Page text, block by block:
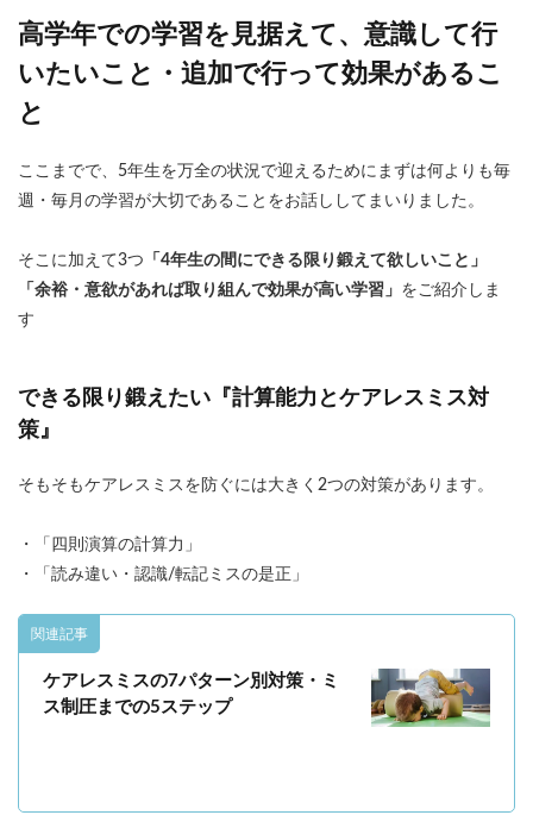
高学年での学習を見据えて、意識して行
いたいこと・追加で行って効果があるこ
と
ここまでで、 5年生を万全の状況で迎えるためにまずは何よりも毎
週・毎月の学習が大切であることをお話ししてまいりました。
そこに加えて3つ 「4年生の間にできる限り鍛えて欲しいこと」
「余裕・意欲があれば取り組んで効果が高い学習」 をご紹介しま
す
できる限り鍛えたい『計算能力とケアレスミス対
策』
そもそもケアレスミスを防ぐには大きく2つの対策があります。
・「四則演算の計算力」
・「読み違い・認識/転記ミスの是正」
関連記事
ケアレスミスの7パターン別対策・ミ
ス制圧までの5ステップ